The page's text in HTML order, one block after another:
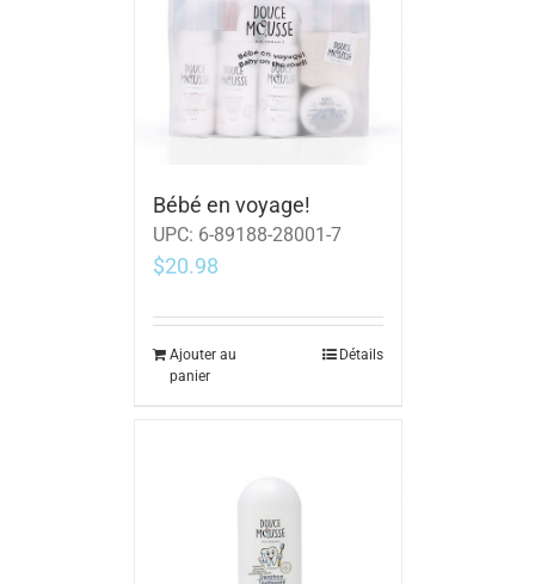
Bébé en voyage!
UPC: 6-89188-28001-7
$20.98
Ajouter au
panier
Détails